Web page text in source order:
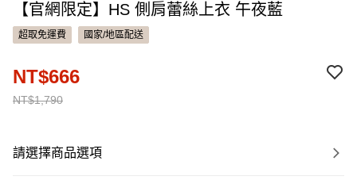
【官網限定】HS 側肩蕾絲上衣 午夜藍
超取免運費 國家/地區配送
NT$1,790
NT$666
請選擇商品選項